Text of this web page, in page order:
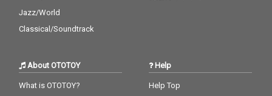
Jazz/World
Classical/Soundtrack
About OTOTOY
What is OTOTOY?
Help
Help Top